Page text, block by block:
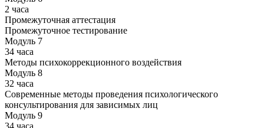
2 часа
Промежуточная аттестация
Промежуточное тестирование
Модуль 7
34 часа
Методы психокоррекционного воздействия
Модуль 8
32 часа
Современные методы проведения психологического
консультирования для зависимых лиц
Модуль 9
34 часа